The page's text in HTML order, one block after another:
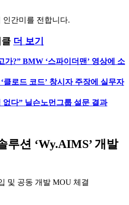
인간미를 전합니다.
더 보기
가?” BMW ‘스파이더맨’ 영상에 소
클로드 코드’ 창시자 주장에 실무자
다” 닐슨노먼그룹 설문 결과
루션 ‘Wy.AIMS’ 개발
및 공동 개발 MOU 체결